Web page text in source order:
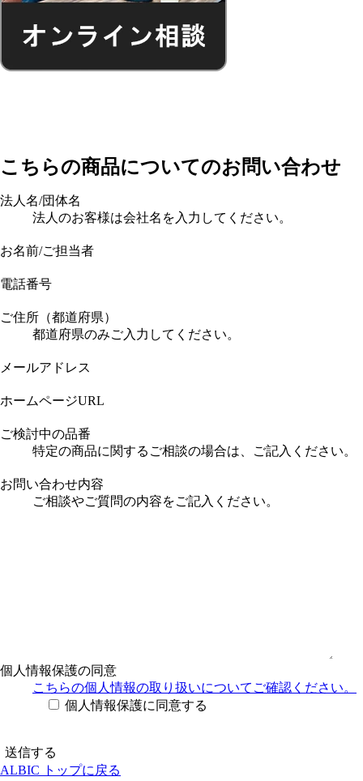
こちらの商品についてのお問い合わせ
法人名/団体名
法人のお客様は会社名を入力してください。
お名前/ご担当者
電話番号
ご住所（都道府県）
都道府県のみご入力してください。
メールアドレス
ホームページURL
ご検討中の品番
特定の商品に関するご相談の場合は、ご記入ください。
お問い合わせ内容
ご相談やご質問の内容をご記入ください。
個人情報保護の同意
こちらの個人情報の取り扱いについてご確認ください。
個人情報保護に同意する
ALBIC トップに戻る